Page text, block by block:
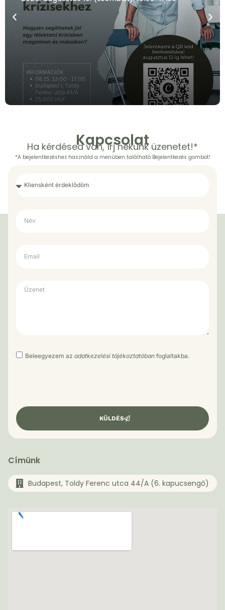
Kapcsolat
Ha kérdésed van, írj nekünk üzenetet!*
*A bejelentkezéshez használd a menüben található Bejelentkezés gombot!
Beleegyezem az adatkezelési tájékoztatóban foglaltakba.
KÜLDÉS
Címünk
Budapest, Toldy Ferenc utca 44/A (6. kapucsengő)